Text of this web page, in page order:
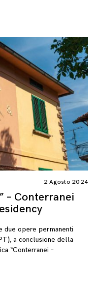
2 Agosto 2024
– Conterranei
due opere permanenti
a conclusione della
“Conterranei –